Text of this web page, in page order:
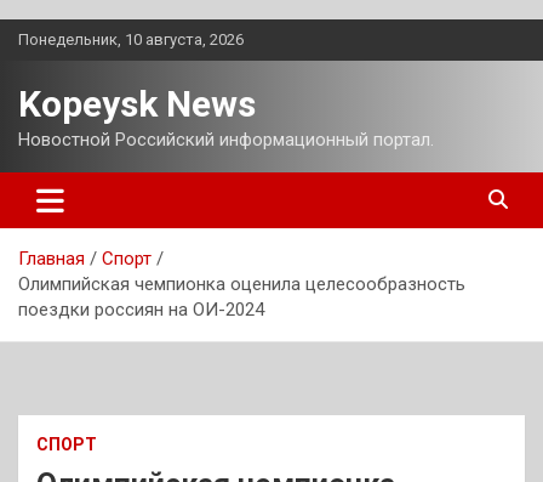
Перейти
Понедельник, 10 августа, 2026
Kopeysk News
Новостной Российский информационный портал.
Главная
Спорт
Олимпийская чемпионка оценила целесообразность
поездки россиян на ОИ-2024
СПОРТ